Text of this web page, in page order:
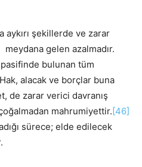
aykırı şekillerde ve zarar
meydana gelen azalmadır.
bulunan tüm
Hak, alacak ve borçlar buna
de zarar verici davranış
mahrumiyettir. [46]
sürece; elde edilecek